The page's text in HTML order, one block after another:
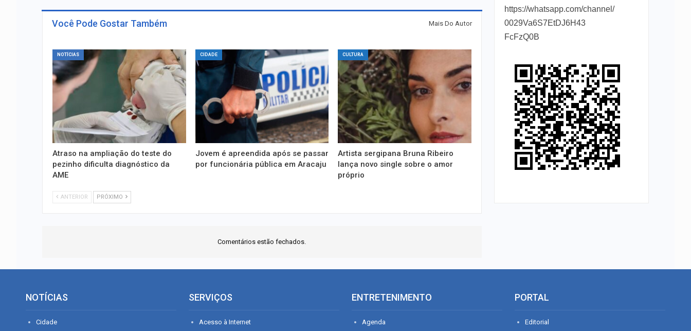
Você Pode Gostar Também Mais Do Autor
NOTÍCIAS
Atraso na ampliação do teste do
pezinho dificulta diagnóstico da
AME
CIDADE
Jovem é apreendida após se passar
por funcionária pública em Aracaju
CULTURA
Artista sergipana Bruna Ribeiro
lança novo single sobre o amor
próprio
ANTERIOR PRÓXIMO
Comentários estão fechados.
https://whatsapp.com/channel/
0029Va6S7EtDJ6H43
FcFzQ0B
NOTÍCIAS
Cidade
SERVIÇOS
Acesso à Internet
ENTRETENIMENTO
Agenda
PORTAL
Editorial